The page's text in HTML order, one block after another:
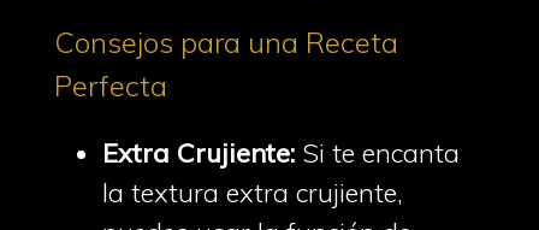
Consejos para una Receta
Perfecta
Extra Crujiente: Si te encanta
la textura extra crujiente,